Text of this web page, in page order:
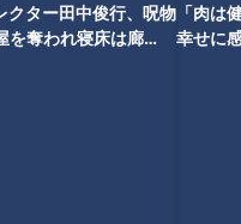
クター田中俊行、呪物
を奪われ寝床は廊
「肉は
幸せに
わせる魅力がある」道マニア